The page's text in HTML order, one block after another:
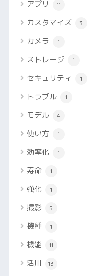
アプリ 11
カスタマイズ 3
カメラ 1
ストレージ 1
セキュリティ 1
トラブル 1
モデル 4
使い方 1
効率化 1
寿命 1
強化 1
撮影 5
機種 1
機能 11
活用 13